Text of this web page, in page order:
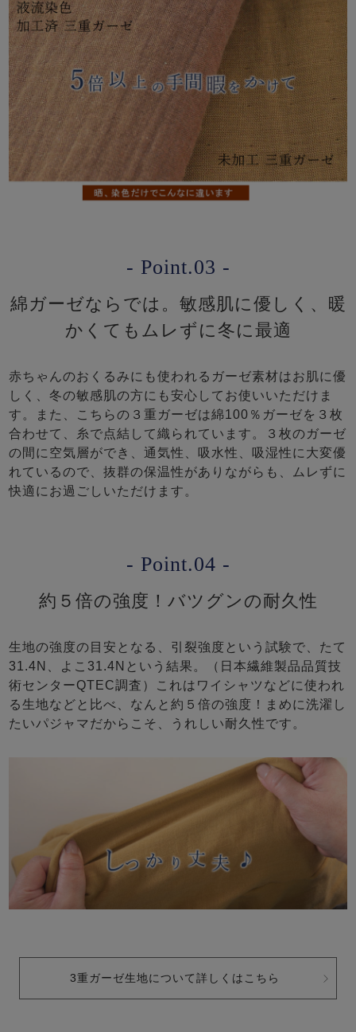
- Point.03 -
綿ガーゼならでは。敏感肌に優しく、暖
かくてもムレずに冬に最適
赤ちゃんのおくるみにも使われるガーゼ素材はお肌に優
しく、冬の敏感肌の方にも安心してお使いいただけま
す。また、こちらの３重ガーゼは綿100％ガーゼを３枚
合わせて、糸で点結して織られています。３枚のガーゼ
の間に空気層ができ、通気性、吸水性、吸湿性に大変優
れているので、抜群の保温性がありながらも、ムレずに
快適にお過ごしいただけます。
- Point.04 -
約５倍の強度！バツグンの耐久性
生地の強度の目安となる、引裂強度という試験で、たて
31.4N、よこ31.4Nという結果。（日本繊維製品品質技
術センターQTEC調査）これはワイシャツなどに使われ
る生地などと比べ、なんと約５倍の強度！まめに洗濯し
たいパジャマだからこそ、うれしい耐久性です。
3重ガーゼ生地について詳しくはこちら